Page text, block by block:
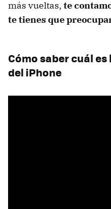
más vueltas, te
te tienes que
Cómo saber cuál
del iPhone